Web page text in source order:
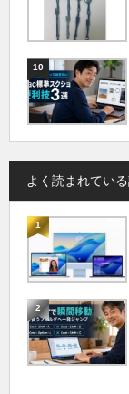
10
よく読まれてい
1
2